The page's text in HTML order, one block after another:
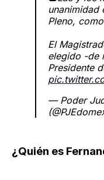
unanimidad
Pleno,
El
elegido -de
Presidente
— Poder
¿Quién es